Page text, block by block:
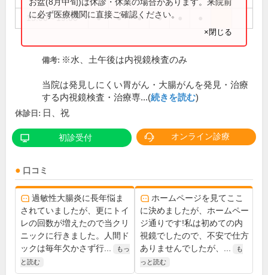
15:00～19:00 ● ● ● ●
に必ず医療機関に直接ご確認ください。
×閉じる
備考: ※水、土午後は内視鏡検査のみ
当院は発見しにくい胃がん・大腸がんを発見・治療
する内視鏡検査・治療専...(続きを読む)
休診日: 日、祝
初診受付 オンライン診療
口コミ
過敏性大腸炎に長年悩ま
されていましたが、更にトイ
レの回数が増えたので当クリ
ニックに行きました。人間ド
ックは毎年欠かさず行...
もっ
と読む
ホームページを見てここ
に決めましたが、ホームペー
ジ通りです!私は初めての内
視鏡でしたので、不安で仕方
ありませんでしたが、...
も
っと読む